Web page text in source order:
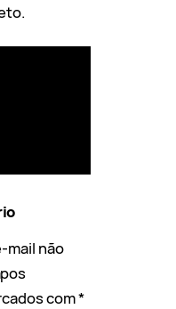
mail não
com*